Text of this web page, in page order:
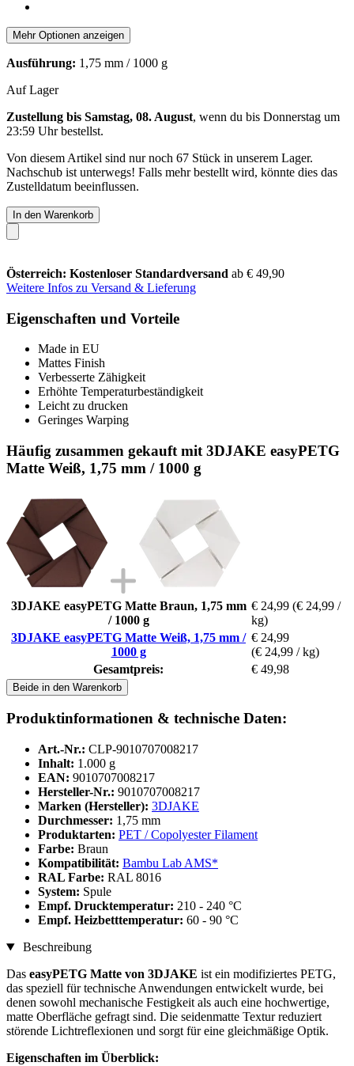
Mehr Optionen anzeigen
Ausführung: 1,75 mm / 1000 g
Auf Lager
Zustellung bis Samstag, 08. August, wenn du bis Donnerstag um
23:59 Uhrbestellst.
Von diesem Artikel sind nur noch 67 Stück in unserem Lager.
Nachschub ist unterwegs! Falls mehr bestellt wird, könnte dies das
Zustelldatum beeinflussen.
In den Warenkorb
Österreich: Kostenloser Standardversand ab € 49,90
Weitere Infos zu Versand & Lieferung
Eigenschaften und Vorteile
Made in EU
Mattes Finish
Verbesserte Zähigkeit
Erhöhte Temperaturbeständigkeit
Leicht zu drucken
Geringes Warping
Häufig zusammen gekauft mit 3DJAKE easyPETG
Matte Weiß, 1,75 mm / 1000 g
3DJAKE easyPETG Matte Braun, 1,75 mm
/ 1000 g
€ 24,99 (€ 24,99 /
kg)
3DJAKE easyPETG Matte Weiß, 1,75 mm /
1000 g
€ 24,99
(€ 24,99 / kg)
Gesamtpreis:
€ 49,98
Beide in den Warenkorb
Produktinformationen & technische Daten:
Art.-Nr.: CLP-9010707008217
Inhalt: 1.000 g
EAN: 9010707008217
Hersteller-Nr.: 9010707008217
Marken (Hersteller): 3DJAKE
Durchmesser: 1,75 mm
Produktarten: PET / Copolyester Filament
Farbe: Braun
Kompatibilität: Bambu Lab AMS*
RAL Farbe: RAL 8016
System: Spule
Empf. Drucktemperatur: 210 - 240 °C
Empf. Heizbetttemperatur: 60 - 90 °C
Beschreibung
Das easyPETG Matte von 3DJAKE ist ein modifiziertes PETG,
das speziell für technische Anwendungen entwickelt wurde, bei
denen sowohl mechanische Festigkeit als auch eine hochwertige,
matte Oberfläche gefragt sind. Die seidenmatte Textur reduziert
störende Lichtreflexionen und sorgt für eine gleichmäßige Optik.
Eigenschaften im Überblick: